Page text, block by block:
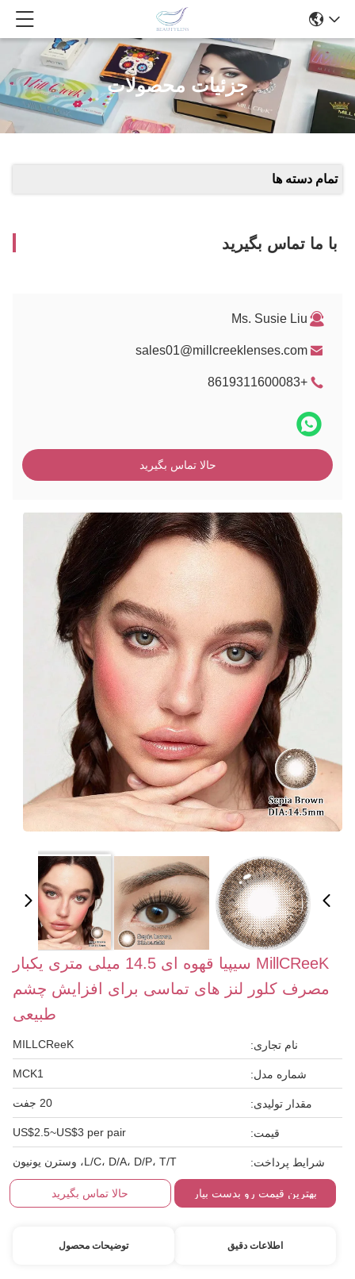
جزئیات محصولات
تمام دسته ها
با ما تماس بگیرید
Ms. Susie Liu
sales01@millcreeklenses.com
+8619311600083
حالا تماس بگیرید
MillCReeK سیپیا قهوه ای 14.5 میلی متری یکبار
مصرف کلور لنز های تماسی برای افزایش چشم
طبیعی
نام تجاری: MILLCReeK
شماره مدل: MCK1
مقدار تولیدی: 20 جفت
قیمت: US$2.5~US$3 per pair
شرایط پرداخت: L/C، D/A، D/P، T/T، وسترن یونیون
بهترین قیمت رو بدست بیار حالا تماس بگیرید
اطلاعات دقیق توضیحات محصول